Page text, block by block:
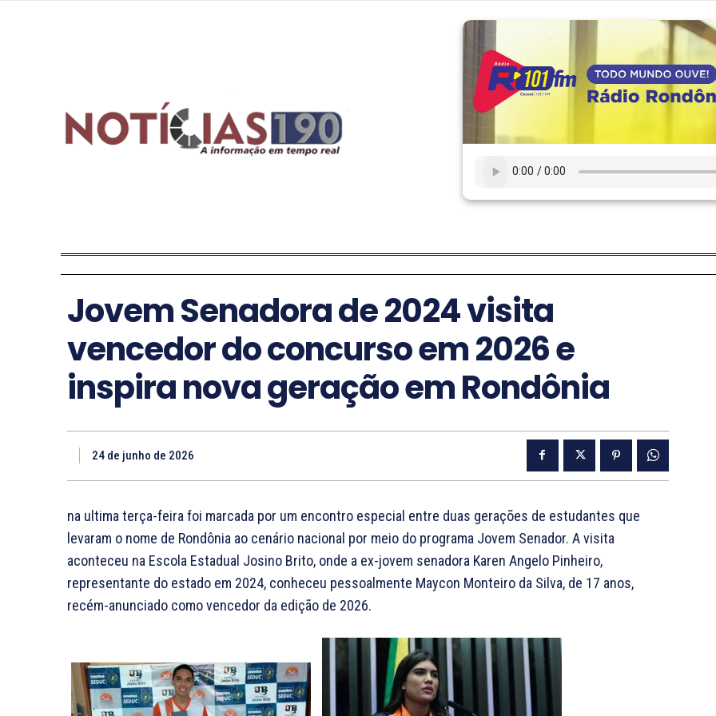
Jovem Senadora de 2024 visita
vencedor do concurso em 2026 e
inspira nova geração em Rondônia
24 de junho de 2026
na ultima terça-feira foi marcada por um encontro especial entre duas gerações de estudantes que
levaram o nome de Rondônia ao cenário nacional por meio do programa Jovem Senador. A visita
aconteceu na Escola Estadual Josino Brito, onde a ex-jovem senadora Karen Angelo Pinheiro,
representante do estado em 2024, conheceu pessoalmente Maycon Monteiro da Silva, de 17 anos,
recém-anunciado como vencedor da edição de 2026.